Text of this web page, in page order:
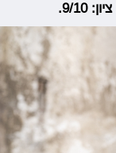
ציון: 9/10.